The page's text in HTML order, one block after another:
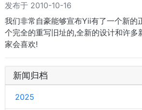
发布于 2010-10-16
我们非常自豪能够宣布Yii有了一个新的
个完全的重写旧址的,全新的设计和许多
家会喜欢!
新闻归档
2025